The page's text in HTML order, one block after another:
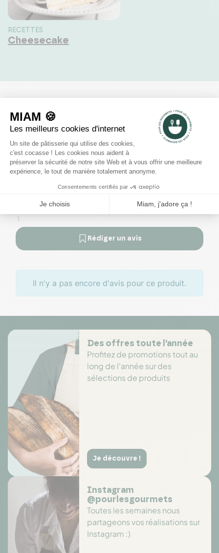
RECETTES
Cheesecake
0
voir les 0 avis
1
Rédiger un avis
Il n'y a pas encore d'avis pour ce produit.
Des offres toute l’année
Profitez de promotions tout au
long de l'année sur des
sélections de produits
Je découvre !
Instagram
@pourlesgourmets
Toutes les semaines nous
partageons vos réalisations sur
Instagram :)